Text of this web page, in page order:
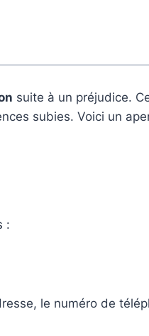
suite à un préjudice.
subies. Voici un
:
le numéro de